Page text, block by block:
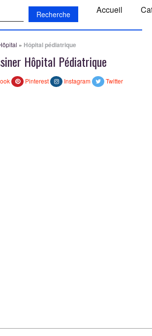
Accueil
» Hôpital pédiatrique
Hôpital Pédiatrique
Pinterest Instagram Twitter